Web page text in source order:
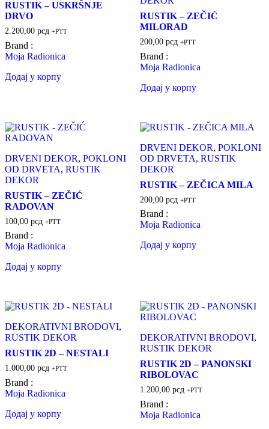
RUSTIK – USKRŠNJE
DRVO
2.200,00 рсд +PTT
Brand :
Moja Radionica
Додај у корпу
RUSTIK – ZEČIĆ
MILORAD
200,00 рсд +PTT
Brand :
Moja Radionica
Додај у корпу
DRVENI DEKOR, POKLONI
OD DRVETA, RUSTIK
DEKOR
RUSTIK – ZEČIĆ
RADOVAN
100,00 рсд +PTT
Brand :
Moja Radionica
Додај у корпу
DRVENI DEKOR, POKLONI
OD DRVETA, RUSTIK
DEKOR
RUSTIK – ZEČICA MILA
200,00 рсд +PTT
Brand :
Moja Radionica
Додај у корпу
DEKORATIVNI BRODOVI,
RUSTIK DEKOR
RUSTIK 2D – NESTALI
1.000,00 рсд +PTT
Brand :
Moja Radionica
Додај у корпу
DEKORATIVNI BRODOVI,
RUSTIK DEKOR
RUSTIK 2D – PANONSKI
RIBOLOVAC
1.200,00 рсд +PTT
Brand :
Moja Radionica